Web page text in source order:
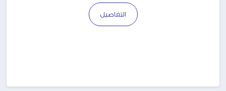
التفاصيل